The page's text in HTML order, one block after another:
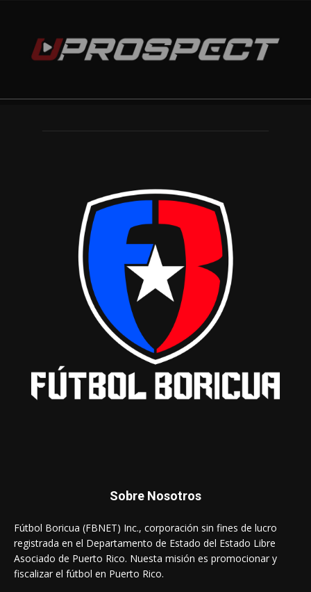
Sobre Nosotros
Fútbol Boricua (FBNET) Inc., corporación sin fines de lucro
registrada en el Departamento de Estado del Estado Libre
Asociado de Puerto Rico. Nuesta misión es promocionar y
fiscalizar el fútbol en Puerto Rico.